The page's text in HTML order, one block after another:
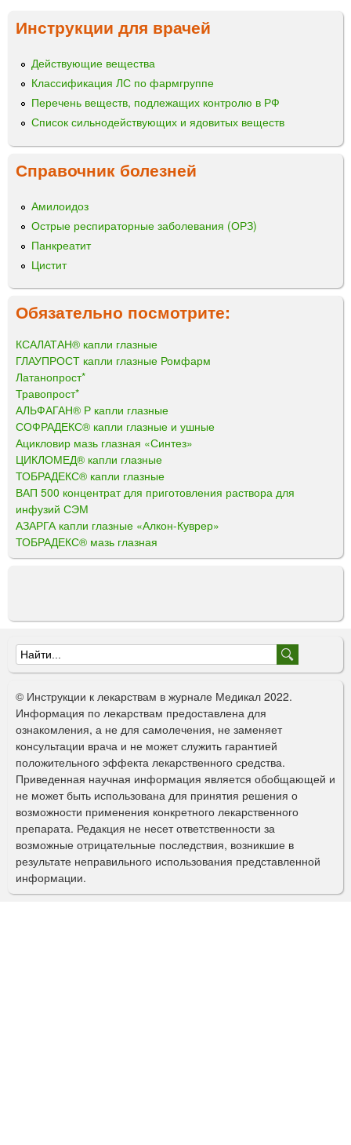
Инструкции для врачей
Действующие вещества
Классификация ЛС по фармгруппе
Перечень веществ, подлежащих контролю в РФ
Список сильнодействующих и ядовитых веществ
Справочник болезней
Амилоидоз
Острые респираторные заболевания (ОРЗ)
Панкреатит
Цистит
Обязательно посмотрите:
КСАЛАТАН® капли глазные
ГЛАУПРОСТ капли глазные Ромфарм
Латанопрост*
Травопрост*
АЛЬФАГАН® Р капли глазные
СОФРАДЕКС® капли глазные и ушные
Ацикловир мазь глазная «Синтез»
ЦИКЛОМЕД® капли глазные
ТОБРАДЕКС® капли глазные
ВАП 500 концентрат для приготовления раствора для
инфузий СЭМ
АЗАРГА капли глазные «Алкон-Куврер»
ТОБРАДЕКС® мазь глазная
Ф
о
р
м
а
п
о
и
с
к
© Инструкции к лекарствам в журнале Медикал 2022.
Информация по лекарствам предоставлена для
ознакомления, а не для самолечения, не заменяет
консультации врача и не может служить гарантией
положительного эффекта лекарственного средства.
Приведенная научная информация является обобщающей и
не может быть использована для принятия решения о
возможности применения конкретного лекарственного
препарата. Редакция не несет ответственности за
возможные отрицательные последствия, возникшие в
результате неправильного использования представленной
информации.